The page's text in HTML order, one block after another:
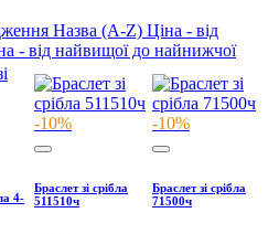
Назва (A-Z) Ціна - від
- від найвищої до найнижчої
4-
-10%
Браслет зі срібла
511510ч
-10%
Браслет зі срібла
71500ч